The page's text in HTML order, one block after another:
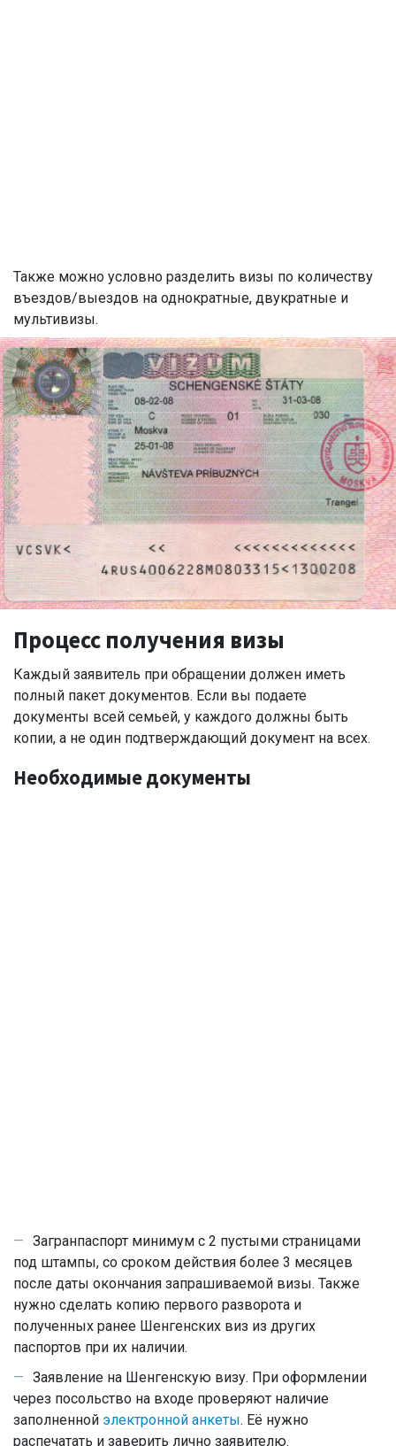
Также можно условно разделить визы по количеству
въездов/выездов на однократные, двукратные и
мультивизы.
Процесс получения визы
Каждый заявитель при обращении должен иметь
полный пакет документов. Если вы подаете
документы всей семьей, у каждого должны быть
копии, а не один подтверждающий документ на всех.
Необходимые документы
Загранпаспорт минимум с 2 пустыми страницами
под штампы, со сроком действия более 3 месяцев
после даты окончания запрашиваемой визы. Также
нужно сделать копию первого разворота и
полученных ранее Шенгенских виз из других
паспортов при их наличии.
Заявление на Шенгенскую визу. При оформлении
через посольство на входе проверяют наличие
заполненной электронной анкеты. Её нужно
распечатать и заверить лично заявителю.